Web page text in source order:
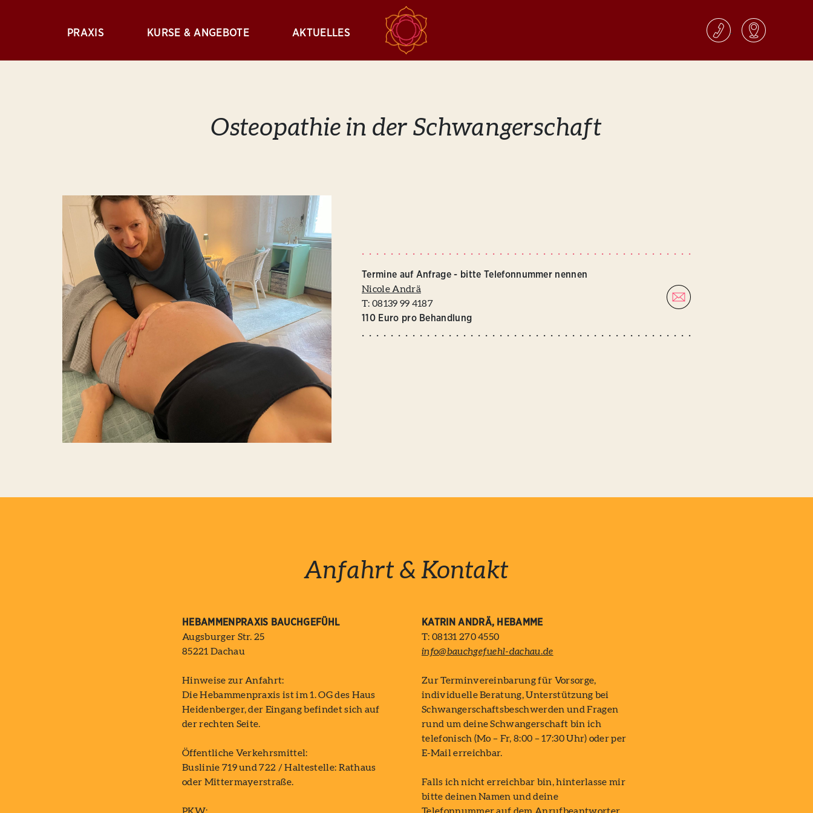
PRAXIS KURSE & ANGEBOTE AKTUELLES
Osteopathie in der Schwangerschaft
Termine auf Anfrage - bitte Telefonnummer nennen
Nicole Andrä
T: 08139 99 4187
110 Euro pro Behandlung
Anfahrt & Kontakt
HEBAMMENPRAXIS BAUCHGEFÜHL
Augsburger Str. 25
85221 Dachau
Hinweise zur Anfahrt:
Die Hebammenpraxis ist im 1. OG des Haus
Heidenberger, der Eingang befindet sich auf
der rechten Seite.
Öffentliche Verkehrsmittel:
Buslinie 719 und 722 / Haltestelle: Rathaus
oder Mittermayerstraße.
KATRIN ANDRÄ, HEBAMME
T: 08131 270 4550
info@bauchgefuehl-dachau.de
Zur Terminvereinbarung für Vorsorge,
individuelle Beratung, Unterstützung bei
Schwangerschaftsbeschwerden und Fragen
rund um deine Schwangerschaft bin ich
telefonisch (Mo – Fr, 8:00 – 17:30 Uhr) oder per
E-Mail erreichbar.
Falls ich nicht erreichbar bin, hinterlasse mir
bitte deinen Namen und deine